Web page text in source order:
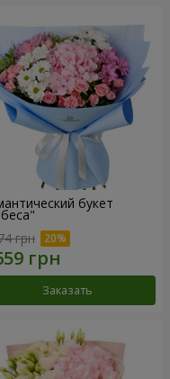
букет
грн
Заказать